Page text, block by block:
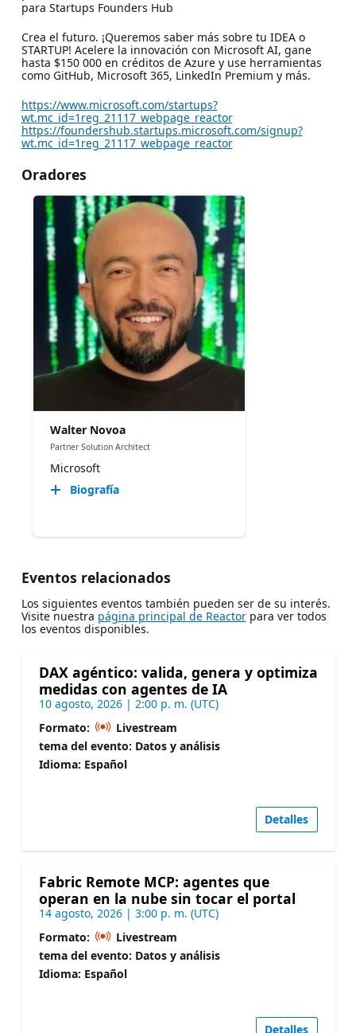
para Startups Founders Hub
Crea el futuro. ¡Queremos saber más sobre tu IDEA o
STARTUP! Acelere la innovación con Microsoft AI, gane
hasta $150 000 en créditos de Azure y use herramientas
como GitHub, Microsoft 365, LinkedIn Premium y más.
https://www.microsoft.com/startups?
wt.mc_id=1reg_21117_webpage_reactor
https://foundershub.startups.microsoft.com/signup?
wt.mc_id=1reg_21117_webpage_reactor
Oradores
Walter Novoa
Partner Solution Architect
Microsoft
Biografía
Eventos relacionados
Los siguientes eventos también pueden ser de su interés.
Visite nuestra página principal de Reactorpara ver todos
los eventos disponibles.
DAX agéntico: valida, genera y optimiza
medidas con agentes de IA
10 agosto, 2026 | 2:00 p. m. (UTC)
Formato:
Livestream
tema del evento: Datos y análisis
Idioma: Español
Detalles
Fabric Remote MCP: agentes que
operan en la nube sin tocar el portal
14 agosto, 2026 | 3:00 p. m. (UTC)
Formato:
Livestream
tema del evento: Datos y análisis
Idioma: Español
Detalles